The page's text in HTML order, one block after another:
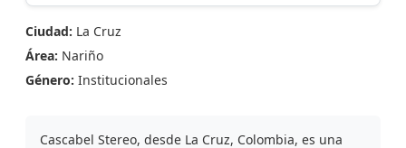
Ciudad: La Cruz
Área: Nariño
Género: Institucionales
Cascabel Stereo, desde La Cruz, Colombia, es una